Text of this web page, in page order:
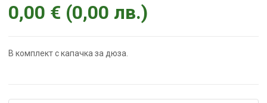
0,00 € (0,00 лв.)
В комплект с капачка за дюза.